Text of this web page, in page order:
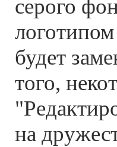
серого
будет
того,
на